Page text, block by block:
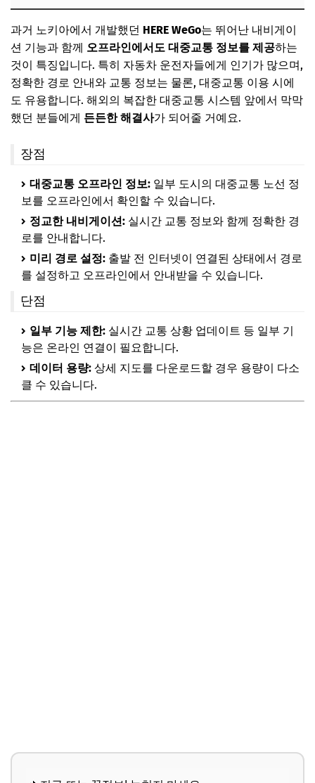
과거 노키아에서 개발했던 HERE WeGo는 뛰어난 내비게이
션 기능과 함께 오프라인에서도 대중교통 정보를 제공하는
것이 특징입니다. 특히 자동차 운전자들에게 인기가 많으며,
정확한 경로 안내와 교통 정보는 물론, 대중교통 이용 시에
도 유용합니다. 해외의 복잡한 대중교통 시스템 앞에서 막막
했던 분들에게 든든한 해결사가 되어줄 거예요.
장점
대중교통 오프라인 정보: 일부 도시의 대중교통 노선 정
보를 오프라인에서 확인할 수 있습니다.
정교한 내비게이션: 실시간 교통 정보와 함께 정확한 경
로를 안내합니다.
미리 경로 설정: 출발 전 인터넷이 연결된 상태에서 경로
를 설정하고 오프라인에서 안내받을 수 있습니다.
단점
일부 기능 제한: 실시간 교통 상황 업데이트 등 일부 기
능은 온라인 연결이 필요합니다.
데이터 용량: 상세 지도를 다운로드할 경우 용량이 다소
클 수 있습니다.